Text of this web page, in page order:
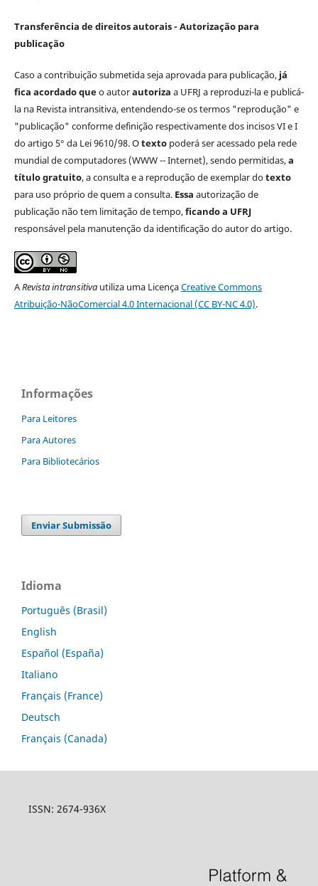
Transferência de direitos autorais - Autorização para
publicação
Caso a contribuição submetida seja aprovada para publicação, já
fica acordado queo autorautoriza a UFRJ a reproduzi-la e publicá-
la na Revista intransitiva, entendendo-se os termos "reprodução" e
"publicação" conforme definição respectivamente dos incisos VI e I
do artigo 5° da Lei 9610/98. Otexto poderá ser acessado pela rede
mundial de computadores (WWW -- Internet), sendo permitidas,a
título gratuito, a consulta e a reprodução de exemplar dotexto
para uso próprio de quem a consulta. Essa autorização de
publicação não tem limitação de tempo,ficando a UFRJ
responsável pela manutenção da identificação do autor do artigo.
ARevista intransitiva utiliza uma LicençaCreative Commons
Atribuição-NãoComercial 4.0 Internacional (CC BY-NC 4.0).
Informações
Para Leitores
Para Autores
Para Bibliotecários
Enviar Submissão
Idioma
Português (Brasil)
English
Español (España)
Italiano
Français (France)
Deutsch
Français (Canada)
ISSN: 2674-936X